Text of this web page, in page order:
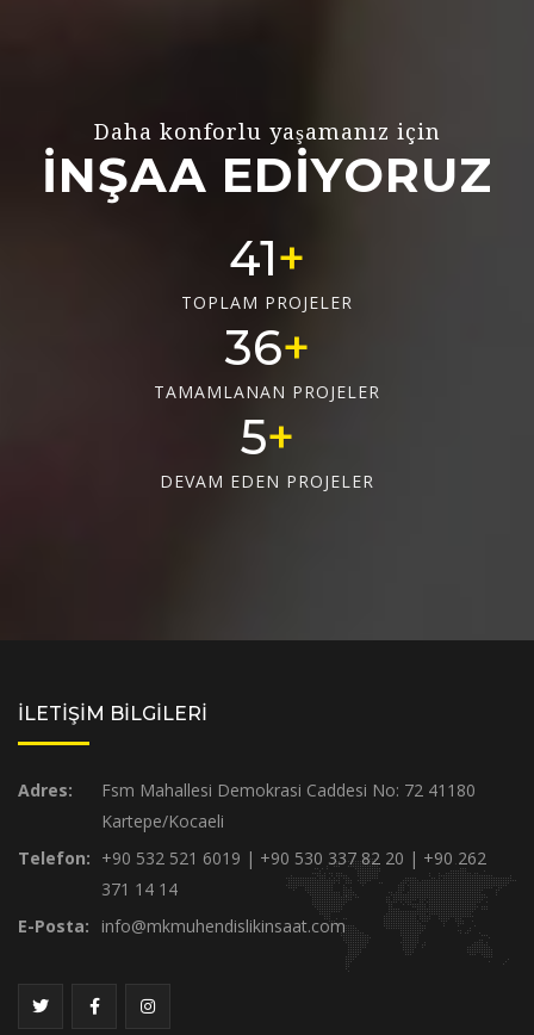
Daha konforlu yaşamanız için
İNŞAA EDİYORUZ
55
TOPLAM PROJELER
48
TAMAMLANAN PROJELER
6
DEVAM EDEN PROJELER
İLETİŞİM BİLGİLERİ
Adres:
Fsm Mahallesi Demokrasi Caddesi No: 72 41180
Kartepe/Kocaeli
Telefon: +90 532 521 6019 | +90 530 337 82 20 | +90 262
371 14 14
E-Posta:
info@mkmuhendislikinsaat.com